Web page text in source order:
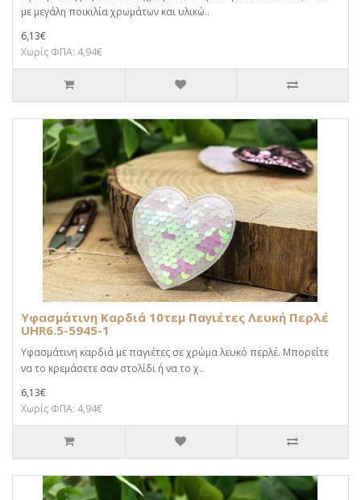
με μεγάλη ποικιλία χρωμάτων και υλικώ..
6,13€
Χωρίς ΦΠΑ: 4,94€
Υφασμάτινη Καρδιά 10τεμ Παγιέτες Λευκή Περλέ
UHR6.5-5945-1
Υφασμάτινη καρδιά με παγιέτες σε χρώμα λευκό περλέ. Μπορείτε
να το κρεμάσετε σαν στολίδι ή να το χ..
6,13€
Χωρίς ΦΠΑ: 4,94€